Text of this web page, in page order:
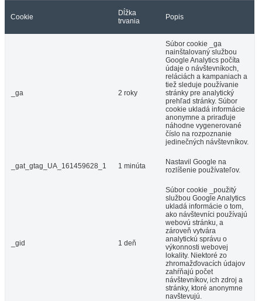
Cookie
Dĺžka
trvania
Popis
_ga 2 roky
Súbor cookie _ga
nainštalovaný službou
Google Analytics počíta
údaje o návštevníkoch,
reláciách a kampaniach a
tiež sleduje používanie
stránky pre analytický
prehľad stránky. Súbor
cookie ukladá informácie
anonymne a priraďuje
náhodne vygenerované
číslo na rozpoznanie
jedinečných návštevníkov.
_gat_gtag_UA_161459628_1 1 minúta
Nastavil Google na
rozlíšenie používateľov.
_gid 1 deň
Súbor cookie _použitý
službou Google Analytics
ukladá informácie o tom,
ako návštevníci používajú
webovú stránku, a
zároveň vytvára
analytickú správu o
výkonnosti webovej
lokality. Niektoré zo
zhromažďovacích údajov
zahŕňajú počet
návštevníkov, ich zdroj a
stránky, ktoré anonymne
navštevujú.